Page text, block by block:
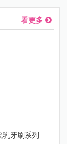
看更多
乳牙刷系列